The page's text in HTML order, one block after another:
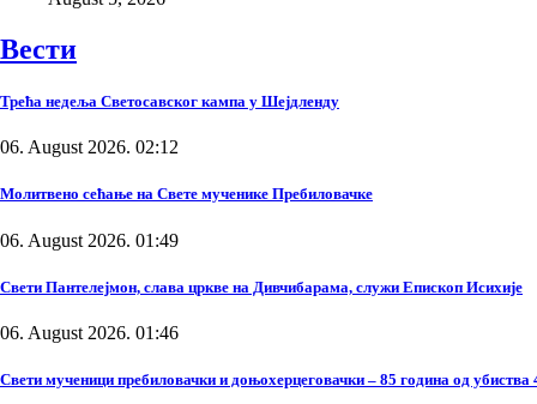
Вести
Трећа недеља Светосавског кампа у Шејдленду
06. August 2026. 02:12
Молитвено сећање на Свете мученике Пребиловачке
06. August 2026. 01:49
Свети Пантелејмон, слава цркве на Дивчибарама, служи Епископ Исихије
06. August 2026. 01:46
Свети мученици пребиловачки и доњохерцеговачки – 85 година од